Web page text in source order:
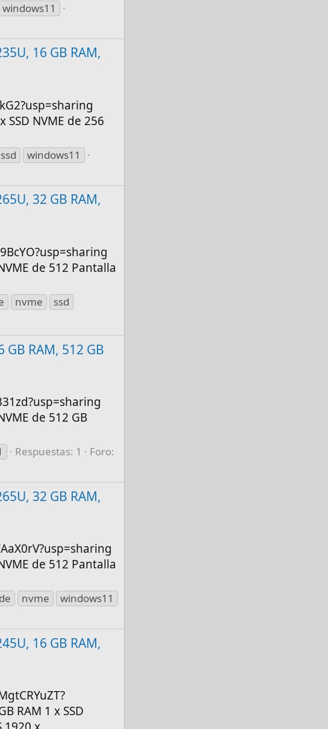
windows11
16 GB RAM,
NVME de 256
ssd
windows11
32 GB RAM,
de 512 Pantalla
nvme
ssd
RAM, 512 GB
de 512 GB
Respuestas: 1
Foro:
32 GB RAM,
de 512 Pantalla
nvme
windows11
16 GB RAM,
RAM 1 x SSD